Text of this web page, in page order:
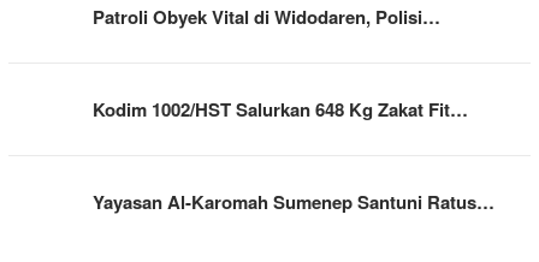
Patroli Obyek Vital di Widodaren, Polisi…
Kodim 1002/HST Salurkan 648 Kg Zakat Fit…
Yayasan Al-Karomah Sumenep Santuni Ratus…